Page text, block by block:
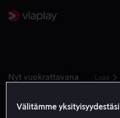
Nyt vuokrattavana Lisää
Välitämme yksityisyydestäsi